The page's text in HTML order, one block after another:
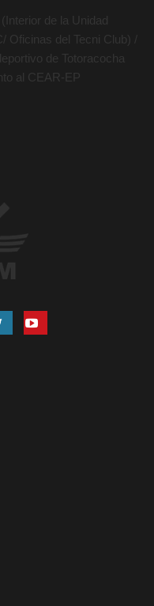
de la Unidad
Oficinas del Tecni Club) /
de Totoracocha
al CEAR-EP